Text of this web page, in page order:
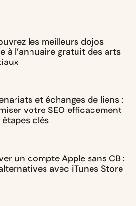
les meilleurs dojos
à l’annuaire gratuit des arts
et échanges de liens :
votre SEO efficacement
étapes clés
un compte Apple sans CB :
avec iTunes Store